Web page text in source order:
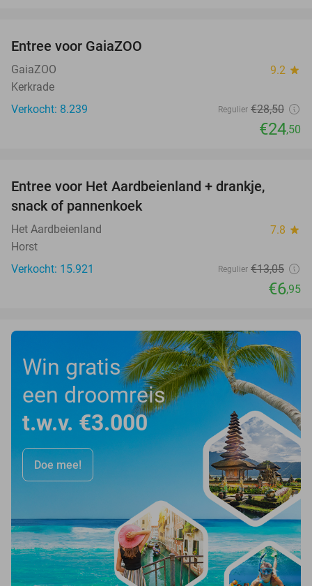
Entree voor GaiaZOO
GaiaZOO 9.2 star
Kerkrade
Verkocht: 8.239
Regulier €28,50
€24,50
Entree voor Het Aardbeienland + drankje,
snack of pannenkoek
Het Aardbeienland 7.8 star
Horst
Verkocht: 15.921
Regulier €13,05
€6,95
Win gratis
een droomreis
t.w.v. €3.000
Doe mee!